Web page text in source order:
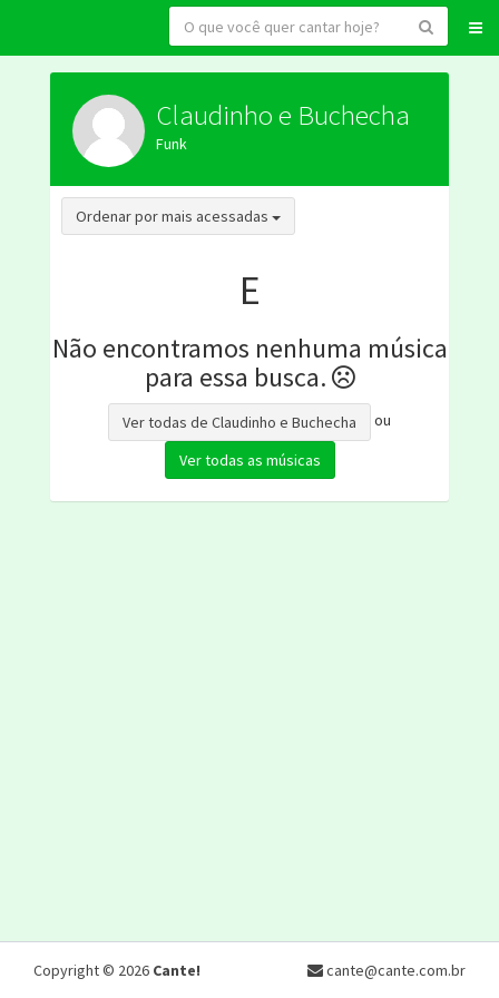
Claudinho e Buchecha
Funk
Ordenar por mais acessadas Toggle Dropdown
E
Não encontramos nenhuma música
para essa busca.
Ver todas de Claudinho e Buchecha
ou
Ver todas as músicas
Copyright © 2026 Cante! cante@cante.com.br